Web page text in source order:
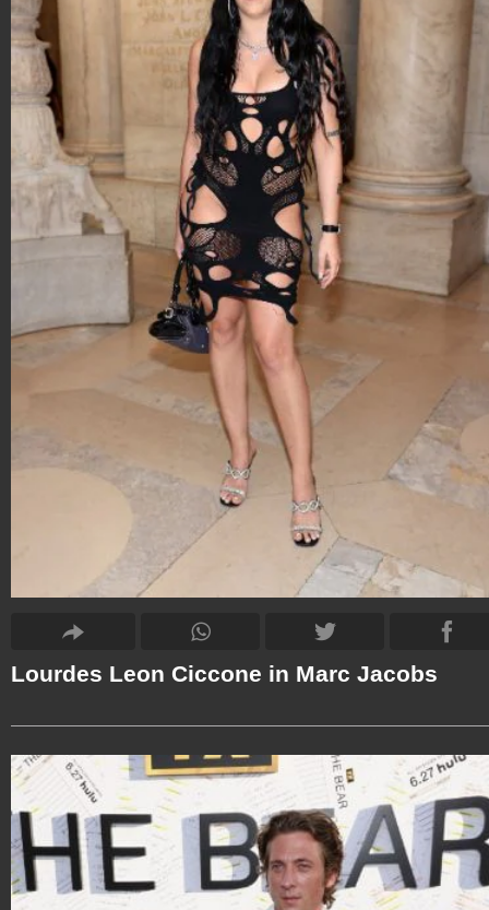
Lourdes Leon Ciccone in Marc Jacobs